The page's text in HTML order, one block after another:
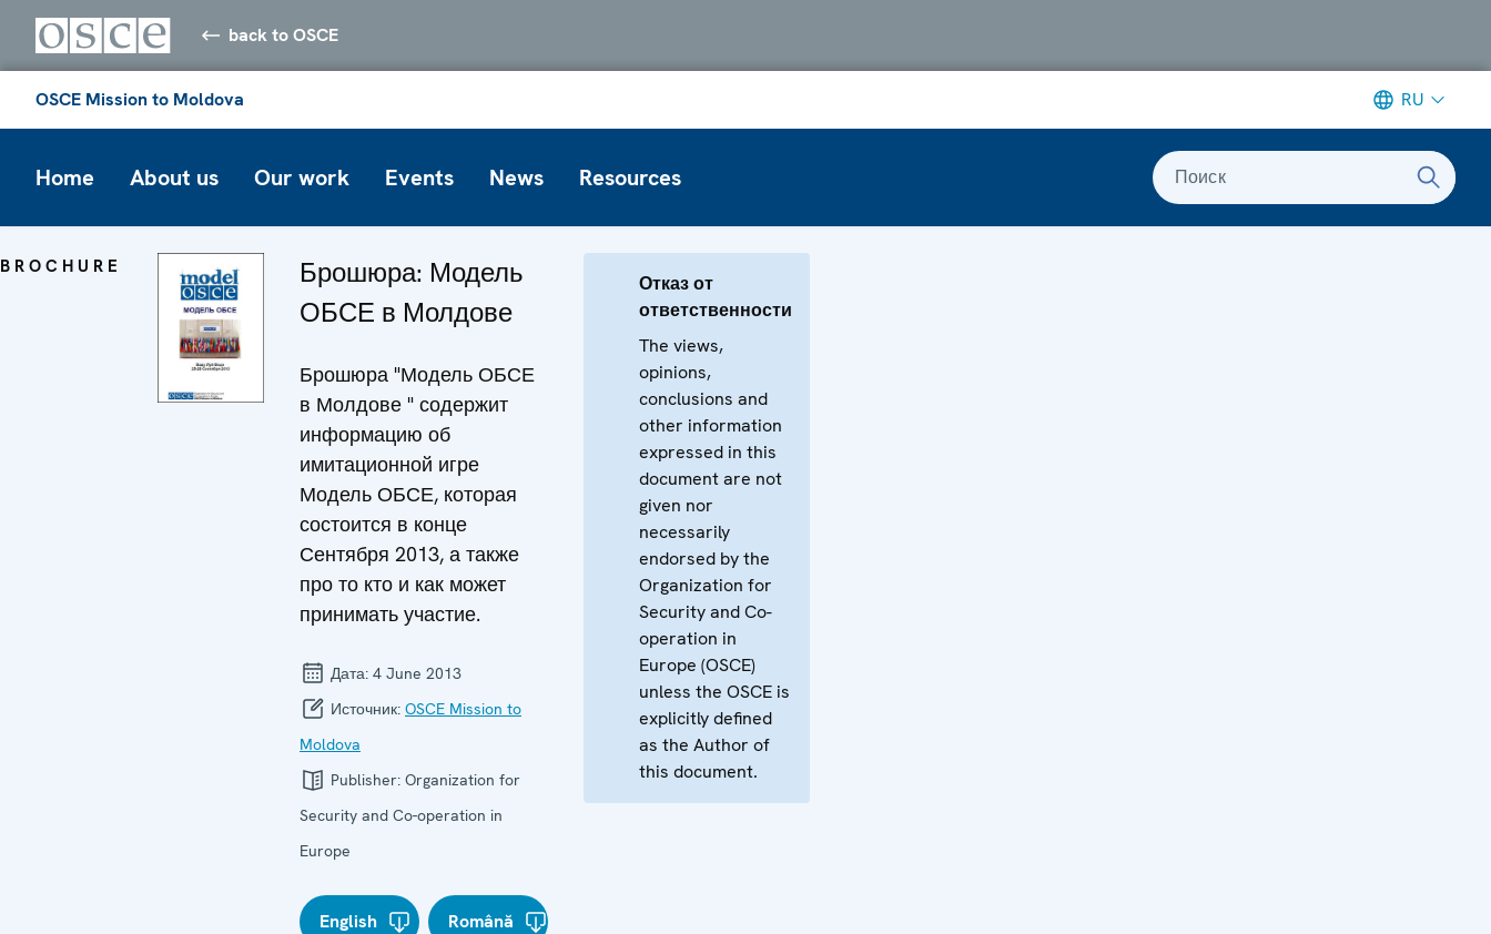
back to OSCE
OSCE Mission to Moldova RU
Home About us Our work Events News Resources Поиск
BROCHURE
Брошюра: Модель
ОБСЕ в Молдове
Брошюра "Модель ОБСЕ
в Молдове " содержит
информацию об
имитационной игре
Модель ОБСЕ, которая
состоится в конце
Сентября 2013, а также
про то кто и как может
принимать участие.
Дата: 4 June 2013
Источник: OSCE Mission to
Moldova
Publisher: Organization for
Security and Co-operation in
Europe
English Română
Отказ от
ответственности
The views,
opinions,
conclusions and
other information
expressed in this
document are not
given nor
necessarily
endorsed by the
Organization for
Security and Co-
operation in
Europe (OSCE)
unless the OSCE is
explicitly defined
as the Author of
this document.